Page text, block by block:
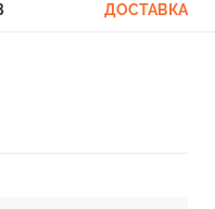
ДОСТАВКА